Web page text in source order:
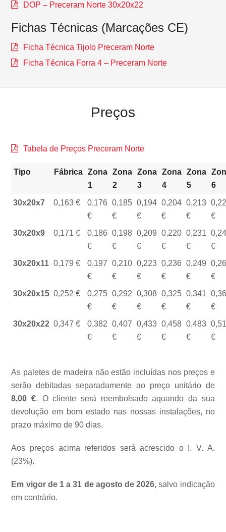
DOP – Preceram Norte 30x20x22
Fichas Técnicas (Marcações CE)
Ficha Técnica Tijolo Preceram Norte
Ficha Técnica Forra 4 – Preceram Norte
Preços
Tabela de Preços Preceram Norte
Tipo Fábrica
Zona
1
Zona
2
Zona
3
Zona
4
Zona
5
6
30x20x7 0,163 0,176 0,185 0,194 0,204 0,213
30x20x9 0,171 0,186 0,198 0,209 0,220 0,231
30x20x11 0,179 0,197 0,210 0,223 0,236 0,249
30x20x15 0,252 0,275 0,292 0,308 0,325 0,341
30x20x22 0,347 0,382 0,407 0,433 0,458 0,483
As paletes de madeira não estão incluídas nos preços e
serão debitadas separadamente ao preço unitário de
8,00 €. O cliente será reembolsado aquando da sua
devolução em bom estado nas nossas instalações, no
prazo máximo de 90 dias.
Aos preços acima referidos será acrescido o I. V. A.
(23%).
Em vigor de 1 a 31 de agosto de 2026, salvo indicação
em contrário.